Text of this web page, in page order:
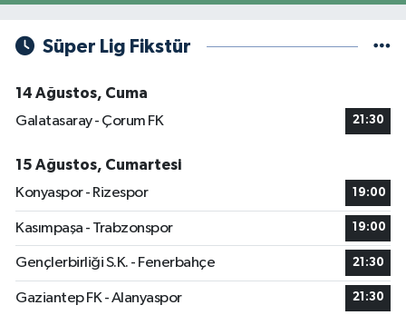
Süper Lig Fikstür
14 Ağustos, Cuma
Galatasaray - Çorum FK
21:30
15 Ağustos, Cumartesi
Konyaspor - Rizespor
19:00
Kasımpaşa - Trabzonspor 19:00
Gençlerbirliği S.K. - Fenerbahçe 21:30
Gaziantep FK - Alanyaspor 21:30